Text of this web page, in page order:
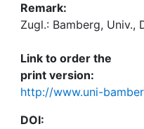
Remark:
Zugl.: Bamberg, Univ.,
Link to order the
print version:
http://www.uni-
DOI: